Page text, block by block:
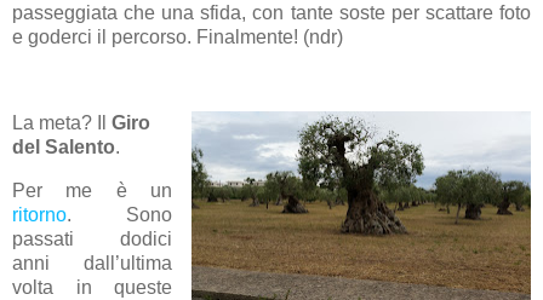
passeggiata che una sfida, con tante soste per scattare foto
e goderci il percorso. Finalmente! (ndr)
La meta? Il Giro
del Salento.
Per me è un
ritorno. Sono
passati dodici
anni dall’ultima
volta in queste